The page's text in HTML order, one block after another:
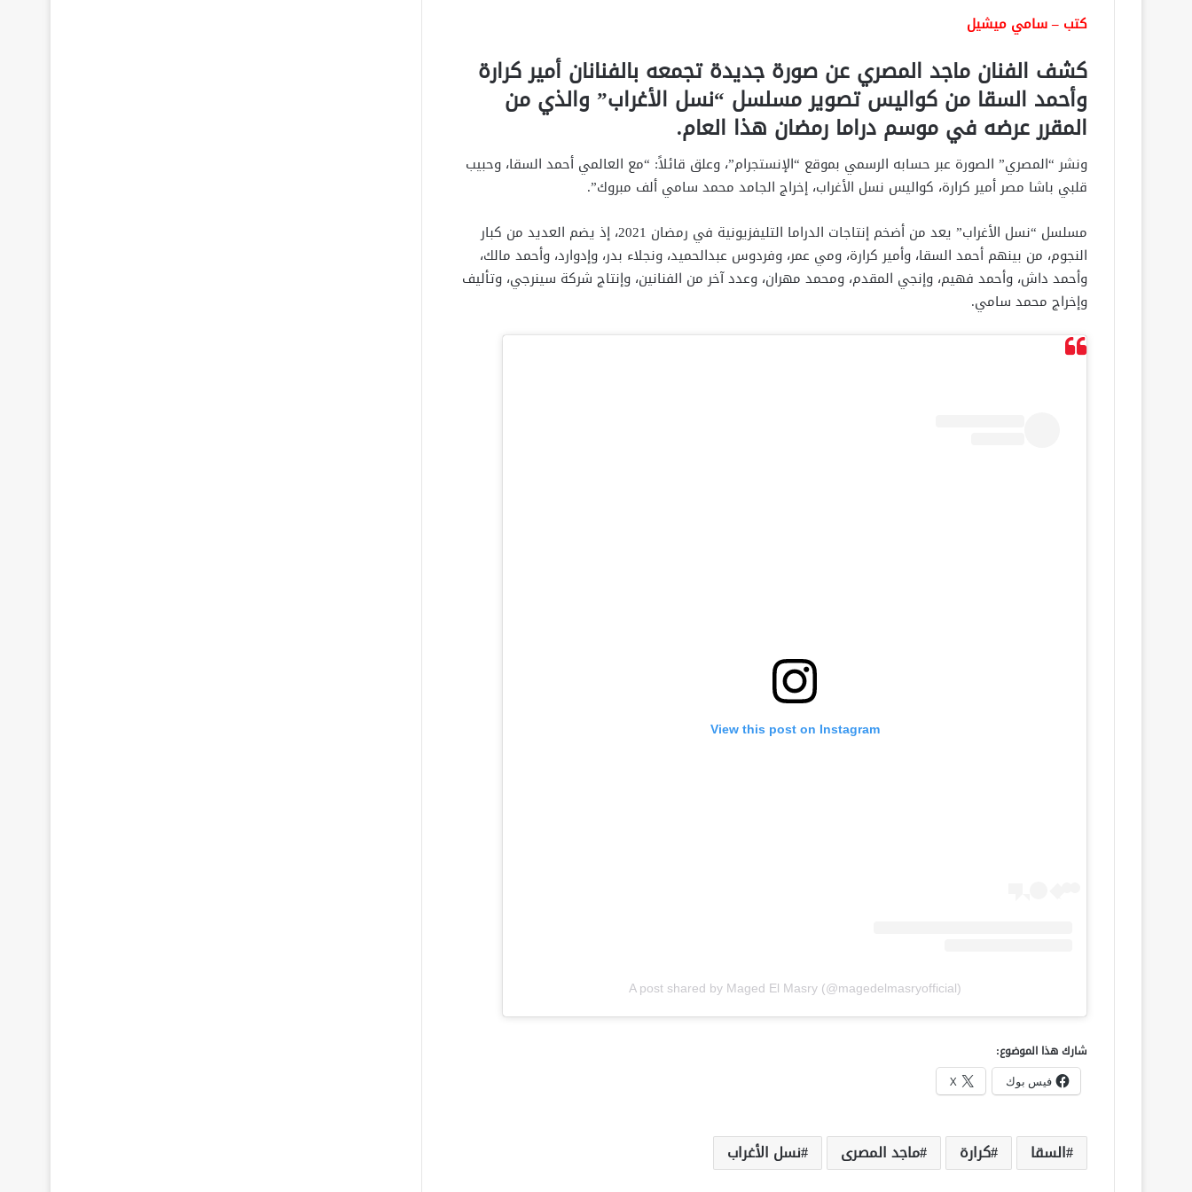
كتب – سامي ميشيل
كشف الفنان ماجد المصري عن صورة جديدة تجمعه بالفنانان أمير كرارة
وأحمد السقا من كواليس تصوير مسلسل “نسل الأغراب” والذي من
المقرر عرضه في موسم دراما رمضان هذا العام.
ونشر “المصري” الصورة عبر حسابه الرسمي بموقع “الإنستجرام”، وعلق قائلاً: “مع العالمي أحمد السقا، وحبيب
قلبي باشا مصر أمير كرارة، كواليس نسل الأغراب، إخراج الجامد محمد سامي ألف مبروك”.
مسلسل “نسل الأغراب” يعد من أضخم إنتاجات الدراما التليفزيونية في رمضان 2021، إذ يضم العديد من كبار
النجوم، من بينهم أحمد السقا، وأمير كرارة، ومي عمر، وفردوس عبدالحميد، ونجلاء بدر، وإدوارد، وأحمد مالك،
وأحمد داش، وأحمد فهيم، وإنجي المقدم، ومحمد مهران، وعدد آخر من الفنانين، وإنتاج شركة سينرجي، وتأليف
وإخراج محمد سامي.
View this post on Instagram
A post shared by Maged El Masry (@magedelmasryofficial)
شارك هذا الموضوع:
فيس بوك X
السقا كرارة ماجد المصرى نسل الأغراب